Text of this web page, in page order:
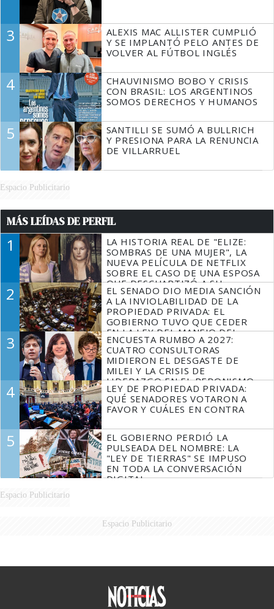
3
ALEXIS MAC ALLISTER CUMPLIÓ
Y SE IMPLANTÓ PELO ANTES DE
VOLVER AL FÚTBOL INGLÉS
4
CHAUVINISMO BOBO Y CRISIS
CON BRASIL: LOS ARGENTINOS
SOMOS DERECHOS Y HUMANOS
5
SANTILLI SE SUMÓ A BULLRICH
Y PRESIONA PARA LA RENUNCIA
DE VILLARRUEL
Espacio Publicitario
MÁS LEÍDAS DE PERFIL
1
LA HISTORIA REAL DE "ELIZE:
SOMBRAS DE UNA MUJER", LA
NUEVA PELÍCULA DE NETFLIX
SOBRE EL CASO DE UNA ESPOSA
QUE DESCUARTIZÓ A SU
MARIDO
2
EL SENADO DIO MEDIA SANCIÓN
A LA INVIOLABILIDAD DE LA
PROPIEDAD PRIVADA: EL
GOBIERNO TUVO QUE CEDER
EN LA LEY DEL MANEJO DEL
FUEGO
3
ENCUESTA RUMBO A 2027:
CUATRO CONSULTORAS
MIDIERON EL DESGASTE DE
MILEI Y LA CRISIS DE
LIDERAZGO EN EL PERONISMO
4
LEY DE PROPIEDAD PRIVADA:
QUÉ SENADORES VOTARON A
FAVOR Y CUÁLES EN CONTRA
5
EL GOBIERNO PERDIÓ LA
PULSEADA DEL NOMBRE: LA
"LEY DE TIERRAS" SE IMPUSO
EN TODA LA CONVERSACIÓN
DIGITAL
Espacio Publicitario
Espacio Publicitario